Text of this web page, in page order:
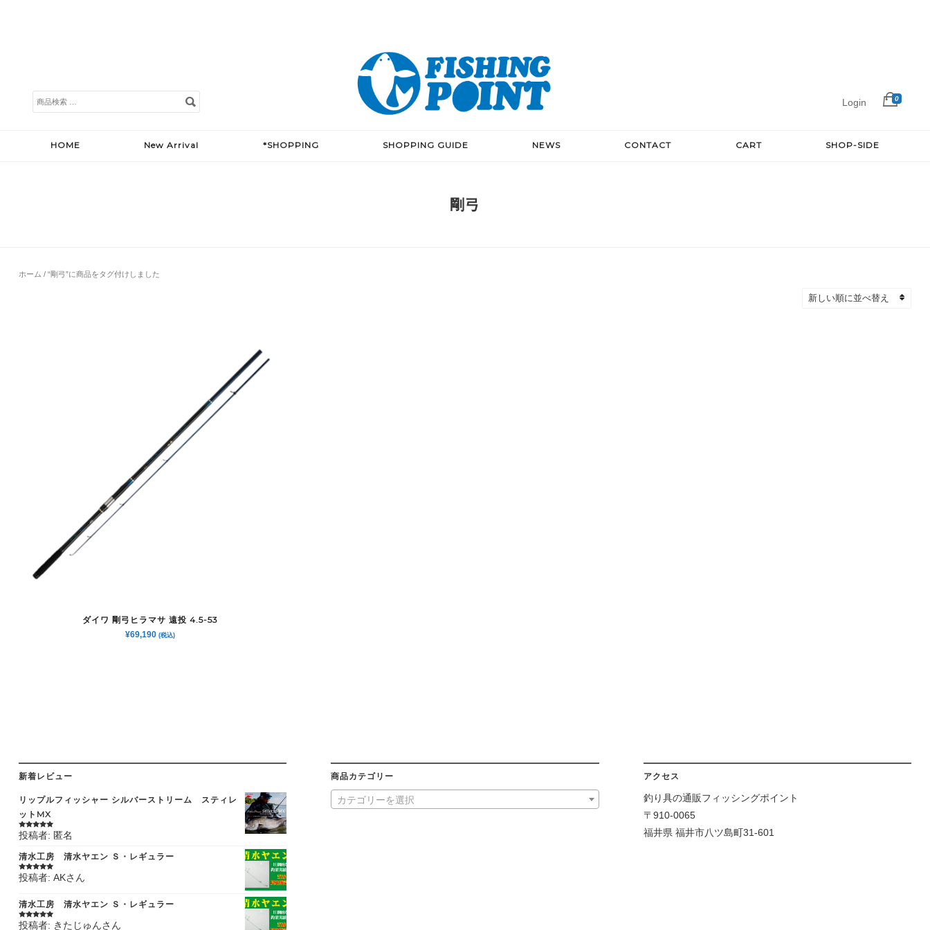
検
索
Login 0
HOME New Arrival *SHOPPING SHOPPING GUIDE NEWS CONTACT CART SHOP-SIDE
剛弓
ホーム / “剛弓”に商品をタグ付けしました
ダイワ 剛弓ヒラマサ 遠投 4.5-53
¥69,190 (税込)
新着レビュー
リップルフィッシャー シルバーストリーム スティレ
ットMX
5段階中5の
評価
投稿者: 匿名
清水工房 清水ヤエン Ｓ・レギュラー
5段階中5の
評価
投稿者: AKさん
清水工房 清水ヤエン Ｓ・レギュラー
5段階中5の
投稿者: きたじゅんさん
商品カテゴリー
カテゴリーを選択
アクセス
釣り具の通販フィッシングポイント
〒910-0065
福井県 福井市八ツ島町31-601